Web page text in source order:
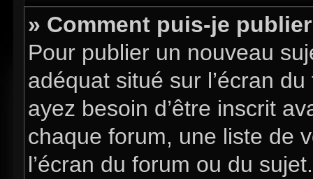
» Comment puis-je
Pour publier un nouveau
adéquat situé sur l’écran
ayez besoin d’être inscrit
chaque forum, une liste de
l’écran du forum ou du